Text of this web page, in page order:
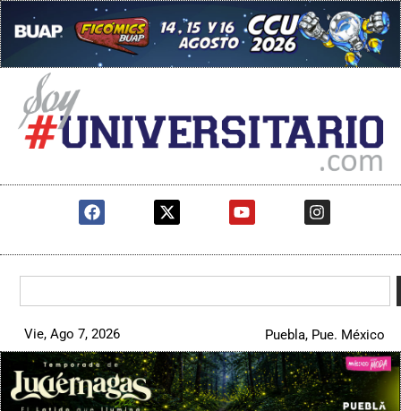
Vie, Ago 7, 2026 Puebla, Pue. México